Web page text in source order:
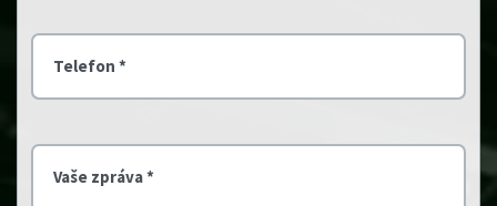
Telefon *
Vaše zpráva *